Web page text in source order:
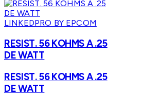
LINKEDPRO BY EPCOM
RESIST. 56 KOHMS A .25
DE WATT
RESIST. 56 KOHMS A .25
DE WATT